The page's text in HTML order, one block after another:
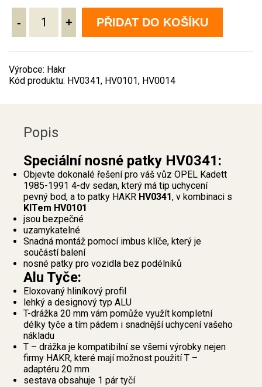
- + PŘIDAT DO KOŠÍKU
Výrobce: Hakr
Kód produktu: HV0341, HV0101, HV0014
Popis
Speciální nosné patky HV0341:
Objevte dokonalé řešení pro váš vůz OPEL Kadett
1985-1991 4-dv sedan, který má tip uchycení
pevný bod, a to patky HAKR HV0341, v kombinaci s
KITem HV0101
jsou bezpečné
uzamykatelné
Snadná montáž pomocí imbus klíče, který je
součástí balení
nosné patky pro vozidla bez podélníků
Alu Tyče:
Eloxovaný hliníkový profil
lehký a designový typ ALU
T-drážka 20 mm vám pomůže využít kompletní
délky tyče a tím pádem i snadnější uchycení vašeho
nákladu
T – drážka je kompatibilní se všemi výrobky nejen
firmy HAKR, které mají možnost použití T –
adaptéru 20 mm
sestava obsahuje 1 pár tyčí